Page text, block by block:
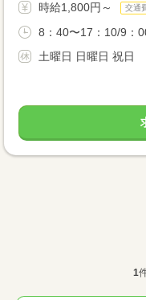
時給1,800円～ 交通
8：40〜17：10/9：
土曜日 日曜日 祝日
1